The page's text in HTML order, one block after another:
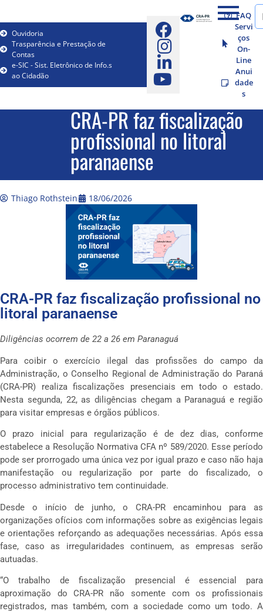
Ouvidoria
Trasparência e Prestação de
Contas
e-SIC - Sist. Eletrônico de Info.s
ao Cidadão
FAQ
Servi
ços
On-
Line
Anui
dade
s
CRA-PR faz fiscalização
profissional no litoral
paranaense
Thiago Rothstein 18/06/2026
CRA-PR faz fiscalização profissional no
litoral paranaense
Diligências ocorrem de 22 a 26 em Paranaguá
Para coibir o exercício ilegal das profissões do campo da
Administração, o Conselho Regional de Administração do Paraná
(CRA-PR) realiza fiscalizações presenciais em todo o estado.
Nesta segunda, 22, as diligências chegam a Paranaguá e região
para visitar empresas e órgãos públicos.
O prazo inicial para regularização é de dez dias, conforme
estabelece a Resolução Normativa CFA nº 589/2020. Esse período
pode ser prorrogado uma única vez por igual prazo e caso não haja
manifestação ou regularização por parte do fiscalizado, o
processo administrativo tem continuidade.
Desde o início de junho, o CRA-PR encaminhou para as
organizações ofícios com informações sobre as exigências legais
e orientações reforçando as adequações necessárias. Após essa
fase, caso as irregularidades continuem, as empresas serão
autuadas.
“O trabalho de fiscalização presencial é essencial para
aproximação do CRA-PR não somente com os profissionais
registrados, mas também, com a sociedade como um todo. A